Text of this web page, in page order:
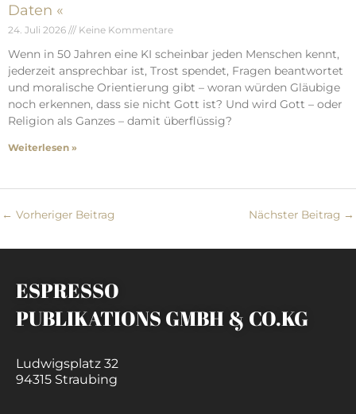
Daten «
24. Juli 2026 Keine Kommentare
Wenn in 50 Jahren eine KI scheinbar jeden Menschen kennt,
jederzeit ansprechbar ist, Trost spendet, Fragen beantwortet
und moralische Orientierung gibt – woran würden Gläubige
noch erkennen, dass sie nicht Gott ist? Und wird Gott – oder
Religion als Ganzes – damit überflüssig?
Weiterlesen »
← Vorheriger Beitrag Nächster Beitrag →
ESPRESSO
PUBLIKATIONS GMBH & CO.KG
Ludwigsplatz 32
94315 Straubing